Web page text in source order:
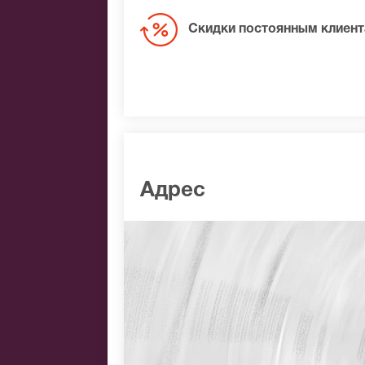
Скидки постоянным
Адрес